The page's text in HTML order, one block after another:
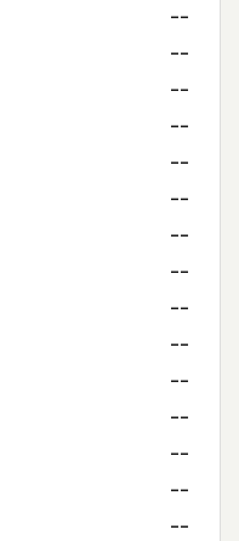
--
--
--
--
--
--
--
--
--
--
--
--
--
--
--